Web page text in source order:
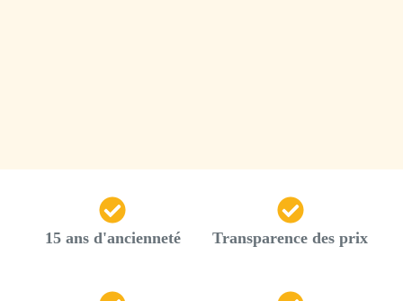
15 ans d'ancienneté Transparence des prix